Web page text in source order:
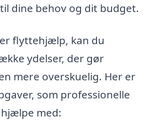
dine behov og dit budget.
flyttehjælp, kan du
ydelser, der gør
mere overskuelig. Her er
som professionelle
med: